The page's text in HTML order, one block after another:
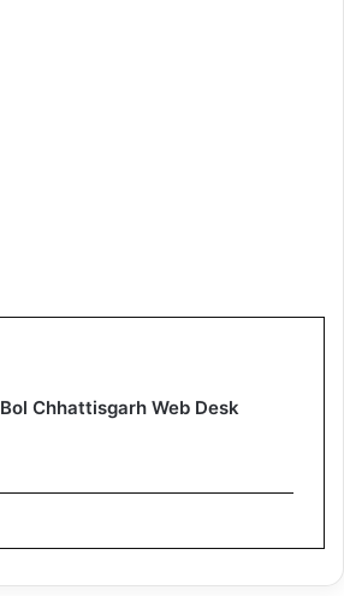
Bol Chhattisgarh Web Desk